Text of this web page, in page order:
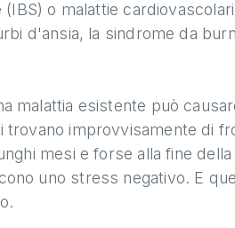
o malattie
d'ansia, la sindrome da
malattia esistente può
improvvisamente di
mesi e forse alla fine
uno stress negativo. E